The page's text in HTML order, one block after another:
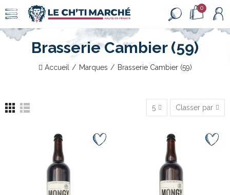
0
Brasserie Cambier (59)
Accueil Marques Brasserie Cambier (59)
5 Classer par